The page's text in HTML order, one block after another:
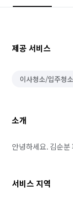
제공 서비스
이사청소/입주청소
소개
안녕하세요. 김순
서비스 지역